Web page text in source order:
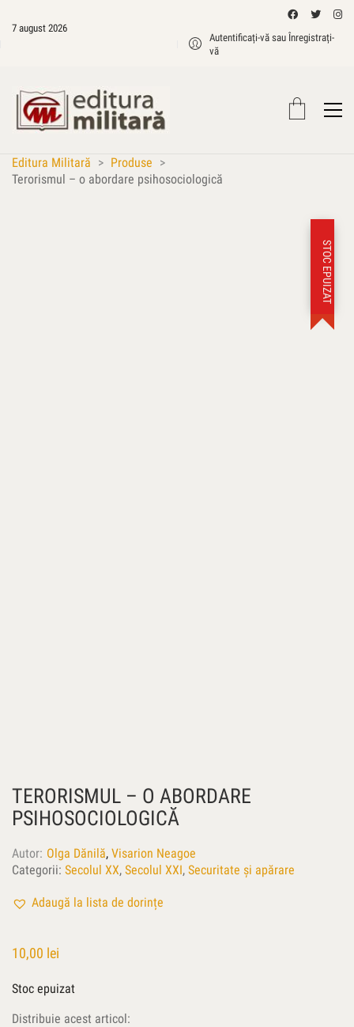
7 august 2026
Autentificați-vă sau Înregistrați-
vă
Editura Militară > Produse >
Terorismul – o abordare psihosociologică
STOC EPUIZAT
TERORISMUL – O ABORDARE
PSIHOSOCIOLOGICĂ
Autor Olga Dănilă, Visarion Neagoe
Categorii: Secolul XX, Secolul XXI, Securitate și apărare
Adaugă la lista de dorințe
10,00 lei
Stoc epuizat
Distribuie acest articol: